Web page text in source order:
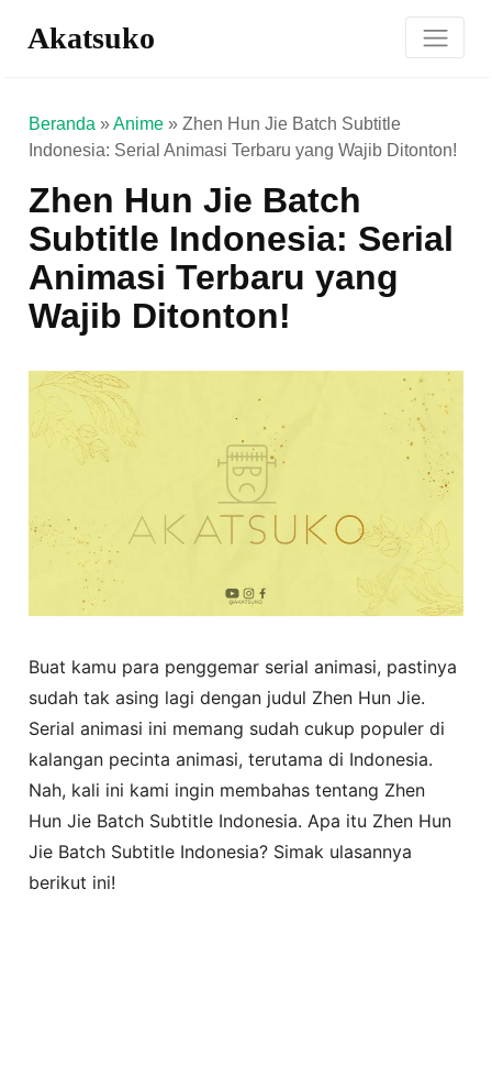
Akatsuko
Beranda »Anime »Zhen Hun Jie Batch Subtitle
Indonesia: Serial Animasi Terbaru yang Wajib Ditonton!
Zhen Hun Jie Batch
Subtitle Indonesia: Serial
Animasi Terbaru yang
Wajib Ditonton!
Buat kamu para penggemar serial animasi, pastinya
sudah tak asing lagi dengan judul Zhen Hun Jie.
Serial animasi ini memang sudah cukup populer di
kalangan pecinta animasi, terutama di Indonesia.
Nah, kali ini kami ingin membahas tentang Zhen
Hun Jie Batch Subtitle Indonesia. Apa itu Zhen Hun
Jie Batch Subtitle Indonesia? Simak ulasannya
berikut ini!